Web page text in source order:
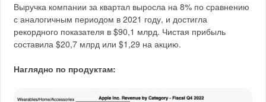
Выручка компании за квартал выросла на 8% по сравнению
с аналогичным периодом в 2021 году, и достигла
рекордного показателя в $90,1 млрд. Чистая прибыль
составила $20,7 млрд или $1,29 на акцию.
Наглядно по продуктам: